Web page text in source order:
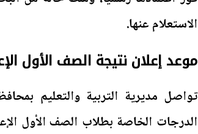
الاستعلام عنها.
موعد إعلان نتيجة الصف الأول الإعدادي 2026
تواصل مديرية التربية والتعليم
الدرجات الخاصة بطلاب الصف الأول